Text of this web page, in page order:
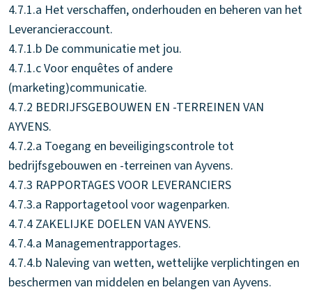
4.7.1.a Het verschaffen, onderhouden en beheren van het
Leverancieraccount.
4.7.1.b De communicatie met jou.
4.7.1.c Voor enquêtes of andere
(marketing)communicatie.
4.7.2 BEDRIJFSGEBOUWEN EN -TERREINEN VAN
AYVENS.
4.7.2.a Toegang en beveiligingscontrole tot
bedrijfsgebouwen en -terreinen van Ayvens.
4.7.3 RAPPORTAGES VOOR LEVERANCIERS
4.7.3.a Rapportagetool voor wagenparken.
4.7.4 ZAKELIJKE DOELEN VAN AYVENS.
4.7.4.a Managementrapportages.
4.7.4.b Naleving van wetten, wettelijke verplichtingen en
beschermen van middelen en belangen van Ayvens.